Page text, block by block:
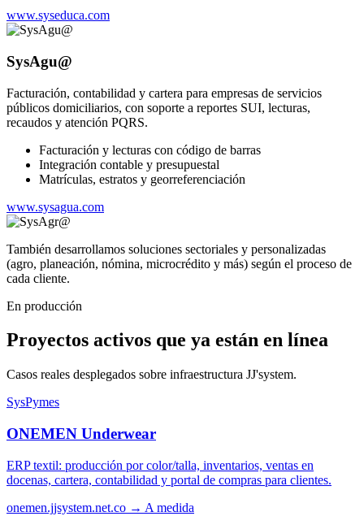
www.syseduca.com
SysAgu@
Facturación, contabilidad y cartera para empresas de servicios
públicos domiciliarios, con soporte a reportes SUI, lecturas,
recaudos y atención PQRS.
Facturación y lecturas con código de barras
Integración contable y presupuestal
Matrículas, estratos y georreferenciación
www.sysagua.com
También desarrollamos soluciones sectoriales y personalizadas
(agro, planeación, nómina, microcrédito y más) según el proceso de
cada cliente.
En producción
Proyectos activos que ya están en línea
Casos reales desplegados sobre infraestructura JJ'system.
SysPymes
ONEMEN Underwear
ERP textil: producción por color/talla, inventarios, ventas en
docenas, cartera, contabilidad y portal de compras para clientes.
onemen.jjsystem.net.co → A medida